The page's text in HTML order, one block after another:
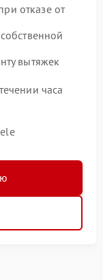
отказе от
вытяжек
часа